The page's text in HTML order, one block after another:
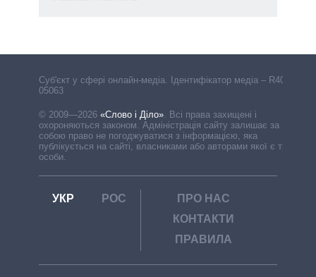
Cуб'єкт у сфері онлайн-медіа. Ідентифікатор медіа – R40-
05063
© 2009—2026 «Слово і Діло»
Всі права захищені і
охороняються законом. Адміністрація сайту залишає за
собою право не погоджуватися з інформацією, яка
публікується на сайті, власниками або авторами якої є треті
особи.
УКР РОС
ПРО НАС
КОНТАКТИ
ПРАВИЛА